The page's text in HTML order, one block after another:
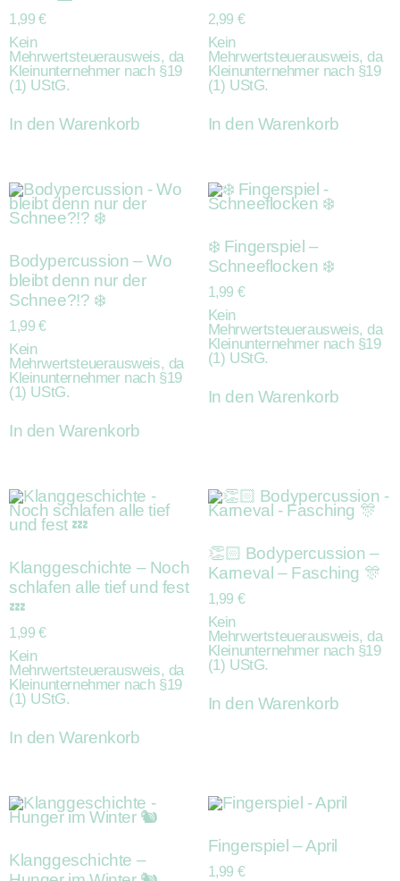
1,99 €
Kein
Mehrwertsteuerausweis, da
Kleinunternehmer nach §19
(1) UStG.
In den Warenkorb
2,99 €
Kein
Mehrwertsteuerausweis, da
Kleinunternehmer nach §19
(1) UStG.
In den Warenkorb
Bodypercussion – Wo
bleibt denn nur der
Schnee?!? ❄️
1,99 €
Kein
Mehrwertsteuerausweis, da
Kleinunternehmer nach §19
(1) UStG.
In den Warenkorb
❄️ Fingerspiel –
Schneeflocken ❄️
1,99 €
Kein
Mehrwertsteuerausweis, da
Kleinunternehmer nach §19
(1) UStG.
In den Warenkorb
Klanggeschichte – Noch
schlafen alle tief und fest
💤
1,99 €
Kein
Mehrwertsteuerausweis, da
Kleinunternehmer nach §19
(1) UStG.
In den Warenkorb
👏🏻 Bodypercussion –
Karneval – Fasching 🎊
1,99 €
Kein
Mehrwertsteuerausweis, da
Kleinunternehmer nach §19
(1) UStG.
In den Warenkorb
Klanggeschichte –
Fingerspiel – April
1,99 €